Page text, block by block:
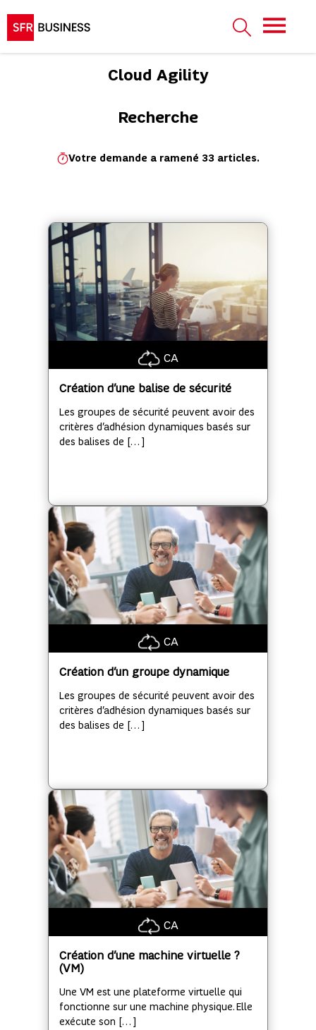
Cloud Agility
Recherche
Votre demande a ramené 33 articles.
CA
Création d’une balise de sécurité
Les groupes de sécurité peuvent avoir des
critères d’adhésion dynamiques basés sur
des balises de […]
CA
Création d’un groupe dynamique
Les groupes de sécurité peuvent avoir des
critères d’adhésion dynamiques basés sur
des balises de […]
CA
Création d’une machine virtuelle ?
(VM)
Une VM est une plateforme virtuelle qui
fonctionne sur une machine physique. Elle
exécute son […]